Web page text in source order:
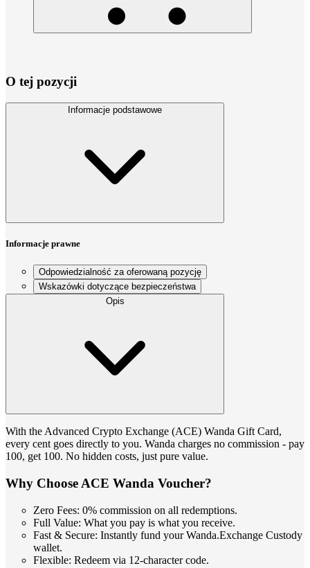
O tej pozycji
Informacje podstawowe
Informacje prawne
Odpowiedzialność za oferowaną pozycję
Wskazówki dotyczące bezpieczeństwa
Opis
With the Advanced Crypto Exchange (ACE) Wanda Gift Card,
every cent goes directly to you. Wanda charges no commission - pay
100, get 100. No hidden costs, just pure value.
Why Choose ACE Wanda Voucher?
Zero Fees: 0% commission on all redemptions.
Full Value: What you pay is what you receive.
Fast & Secure: Instantly fund your Wanda.Exchange Custody
wallet.
Flexible: Redeem via 12-character code.